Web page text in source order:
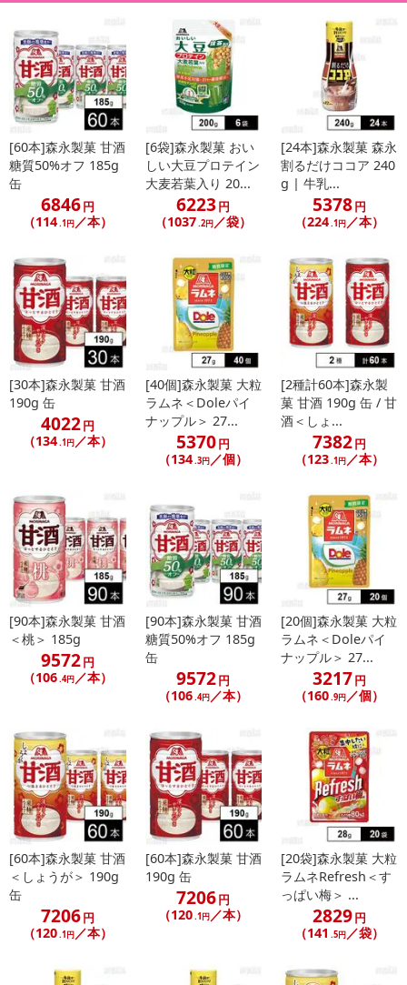
■その他共通および商品カテゴリー別注意事項（※必ずご確認くだ
さい）
2026-07-09 14:13:35.0 での情報となります。
[60本]森永製菓 甘酒
糖質50%オフ 185g
缶
6846円
（114.1円／本）
[6袋]森永製菓 おい
しい大豆プロテイン
大麦若葉入り 20...
6223円
（1037.2円／袋）
[24本]森永製菓 森永
割るだけココア 240
g | 牛乳...
5378円
（224.1円／本）
[30本]森永製菓 甘酒
190g 缶
4022円
（134.1円／本）
[40個]森永製菓 大粒
ラムネ＜Doleパイ
ナップル＞ 27...
5370円
（134.3円 ／個）
[2種計60本]森永製
菓 甘酒 190g 缶 / 甘
酒＜しょ...
7382円
（123.1円 ／本）
[90本]森永製菓 甘酒
＜桃＞ 185g
9572円
（106.4円／本）
[90本]森永製菓 甘酒
糖質50%オフ 185g
缶
9572円
（106.4円／本）
[20個]森永製菓 大粒
ラムネ＜Doleパイ
ナップル＞ 27...
3217円
（160.9円／個）
[60本]森永製菓 甘酒
＜しょうが＞ 190g
缶
7206円
（120.1円／本）
[60本]森永製菓 甘酒
190g 缶
7206円
（120.1円／本）
[20袋]森永製菓 大粒
ラムネRefresh＜す
っぱい梅＞ ...
2829円
（141 .5円／袋）